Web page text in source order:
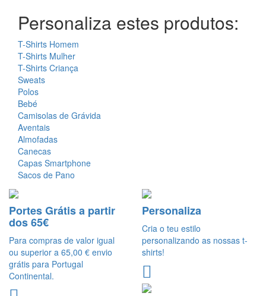
Personaliza estes produtos:
T-Shirts Homem
T-Shirts Mulher
T-Shirts Criança
Sweats
Polos
Bebé
Camisolas de Grávida
Aventais
Almofadas
Canecas
Capas Smartphone
Sacos de Pano
Portes Grátis a partir
dos 65€
Para compras de valor igual
ou superior a 65,00 € envio
grátis para Portugal
Continental.
Personaliza
Cria o teu estilo
personalizando as nossas t-
shirts!